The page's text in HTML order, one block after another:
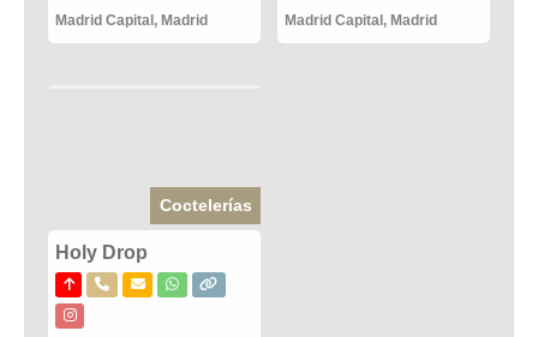
Madrid Capital , Madrid
Madrid Capital , Madrid
Coctelerías
Holy Drop